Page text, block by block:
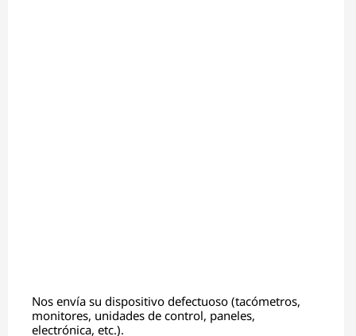
Nos envía su dispositivo defectuoso (tacómetros,
monitores, unidades de control, paneles,
electrónica, etc.).